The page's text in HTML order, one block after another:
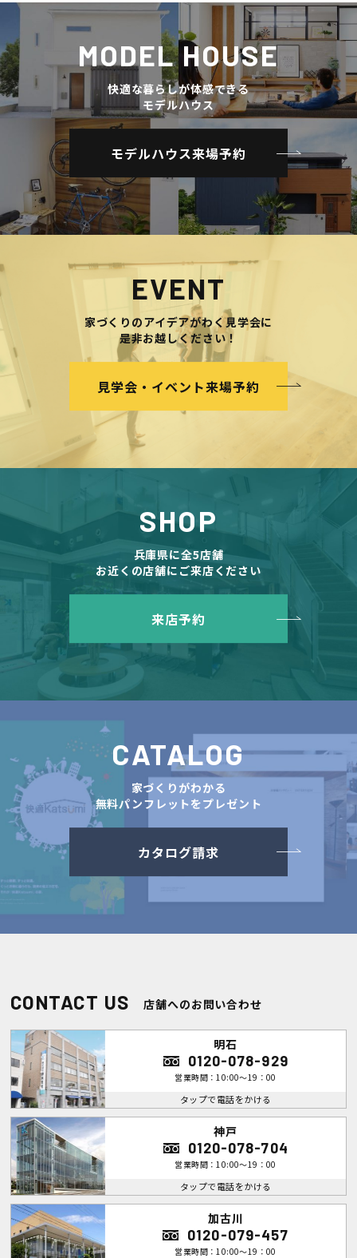
MODEL HOUSE
快適な暮らしが体感できる
モデルハウス
モデルハウス来場予約
EVENT
家づくりのアイデアがわく見学会に
是非お越しください！
見学会・イベント来場予約
SHOP
兵庫県に全5店舗
お近くの店舗にご来店ください
来店予約
CATALOG
家づくりがわかる
無料パンフレットをプレゼント
カタログ請求
CONTACT US 店舗へのお問い合わせ
明石
0120-078-929
営業時間：10:00～19：00
タップで電話をかける
神戸
0120-078-704
営業時間：10:00～19：00
タップで電話をかける
加古川
0120-079-457
営業時間：10:00～19：00